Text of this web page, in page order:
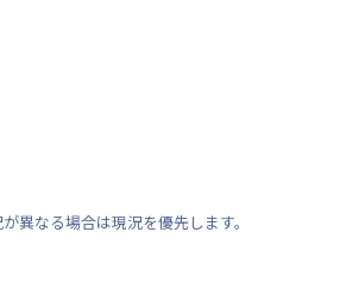
異なる場合は現況を優先します。